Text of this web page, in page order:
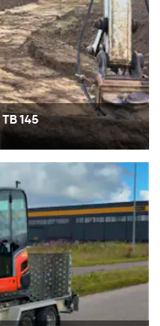
145